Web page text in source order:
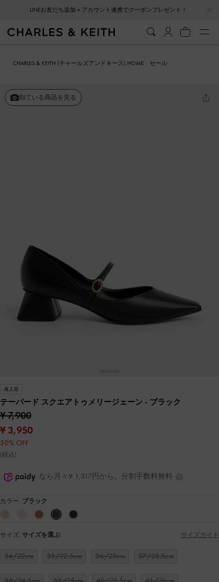
会員登録＋ニュースレター登録で10%OFFクーポンプレゼント！
CHARLES & KEITH (チャールズアンドキース) HOME
セール
似ている商品を見る
再入荷
テーパード スクエアトゥメリージェーン - ブラック
¥ 7,900
¥ 3,950
50% OFF
(税込)
なら月々¥ 1,317円から。分割手数料無料
カラー: ブラック
サイズ: サイズを選ぶ サイズガイド
34/22cm 35/22.5cm 36/23cm 37/23.5cm